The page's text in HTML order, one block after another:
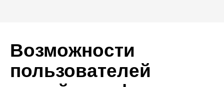
на подобные перемены.